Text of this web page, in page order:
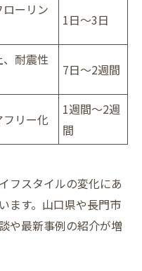
ーリン
1日～3日
耐震性
7日～2週間
リー化
1週間～2週
間
フスタイルの変化にあ
ます。山口県や長門市
や最新事例の紹介が増